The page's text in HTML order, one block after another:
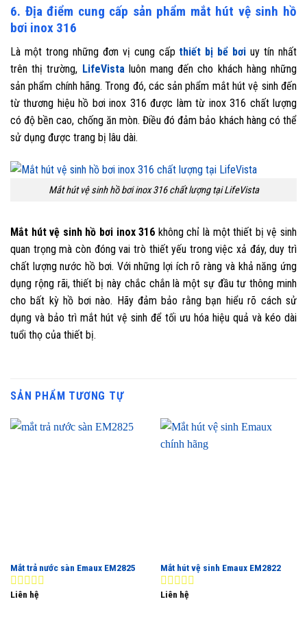
6. Địa điểm cung cấp sản phẩm mắt hút vệ sinh hồ
bơi inox 316
Là một trong những đơn vị cung cấp thiết bị bể bơi uy tín nhất
trên thị trường, LifeVista luôn mang đến cho khách hàng những
sản phẩm chính hãng. Trong đó, các sản phẩm mắt hút vệ sinh đến
từ thương hiệu hồ bơi inox 316 được làm từ inox 316 chất lượng
có độ bền cao, chống ăn mòn. Điều đó đảm bảo khách hàng có thể
sử dụng được trang bị lâu dài.
Mắt hút vệ sinh hồ bơi inox 316 chất lượng tại LifeVista
Mắt hút vệ sinh hồ bơi inox 316 không chỉ là một thiết bị vệ sinh
quan trọng mà còn đóng vai trò thiết yếu trong việc xả đáy, duy trì
chất lượng nước hồ bơi. Với những lợi ích rõ ràng và khả năng ứng
dụng rộng rãi, thiết bị này chắc chắn là một sự đầu tư thông minh
cho bất kỳ hồ bơi nào. Hãy đảm bảo rằng bạn hiểu rõ cách sử
dụng và bảo trì mắt hút vệ sinh để tối ưu hóa hiệu quả và kéo dài
tuổi thọ của thiết bị.
SẢN PHẨM TƯƠNG TỰ
Mắt trả nước sàn Emaux EM2825
0
Liên hệ
Mắt hút vệ sinh Emaux EM2822
0
Liên hệ